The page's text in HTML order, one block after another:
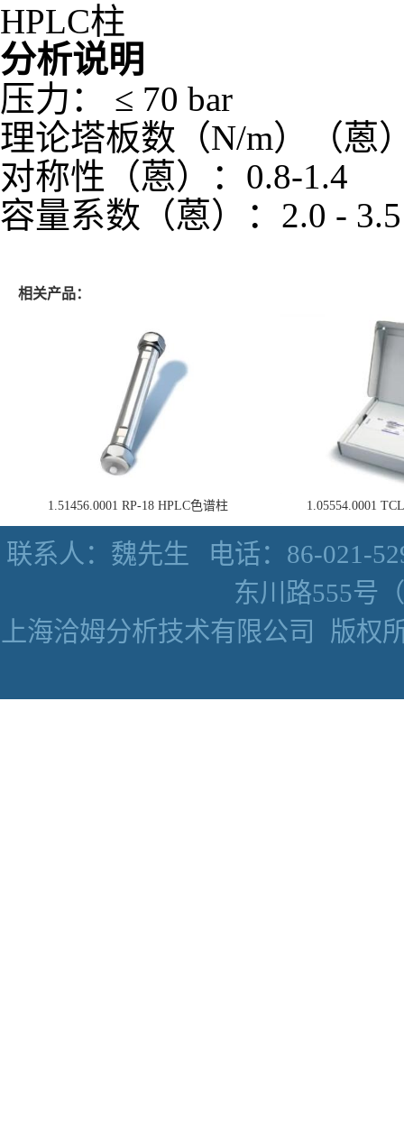
HPLC柱
分析说明
压力： ≤ 70 bar
理论塔板数（N/m）（蒽
对称性（蒽）：0.8-1.4
容量系数（蒽）：2.0 - 3.5
相关产品：
1.51456.0001 RP-18 HPLC色谱柱 1.05554.0001
联系人：魏先生
电话：86-021-
东川路555号
上海洽姆分析技术有限公司
版权